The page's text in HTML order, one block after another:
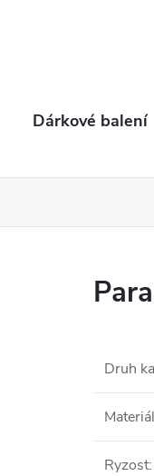
Dárkové balení
Druh
Materiál
Ryzost: